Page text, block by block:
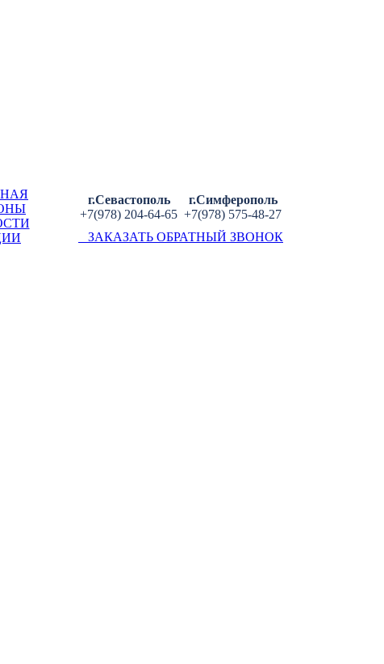
г.Севастополь
+7(978) 204-64-65
г.Симферополь
+7(978) 575-48-27
ЗАКАЗАТЬ ОБРАТНЫЙ ЗВОНОК